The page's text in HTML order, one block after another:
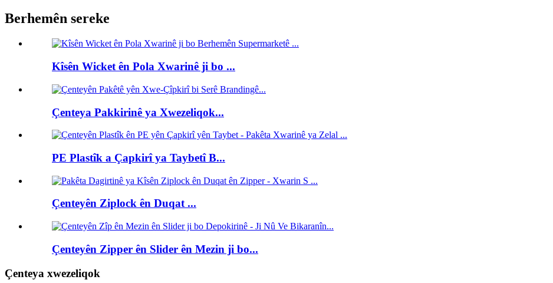
Berhemên sereke
Kîsên Wicket ên Pola Xwarinê ji bo ...
Çenteya Pakkirinê ya Xwezeliqok...
PE Plastîk a Çapkirî ya Taybetî B...
Çenteyên Ziplock ên Duqat ...
Çenteyên Zipper ên Slider ên Mezin ji bo...
Çenteya xwezeliqok